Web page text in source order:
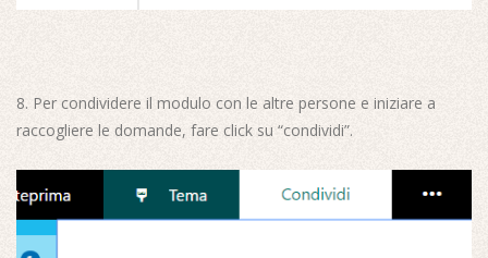
8. Per condividere il modulo con le altre persone e iniziare a
raccogliere le domande, fare click su “condividi”.